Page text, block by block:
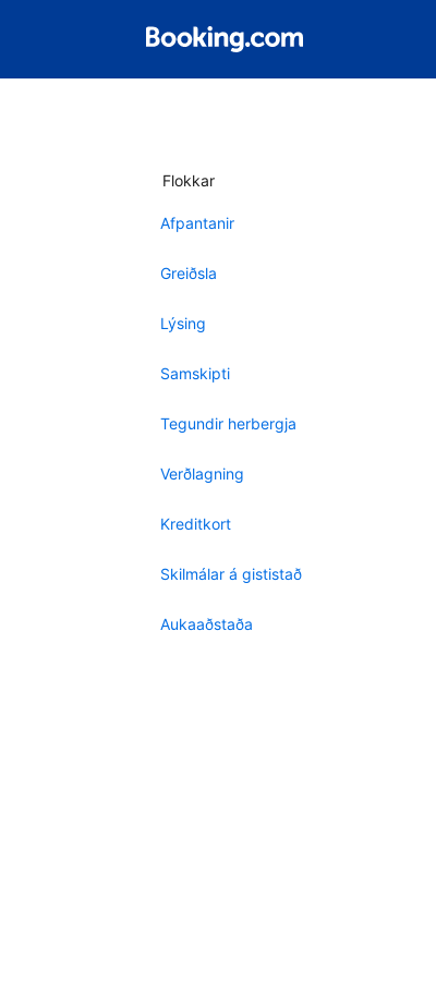
Flokkar
Afpantanir
Greiðsla
Lýsing
Samskipti
Tegundir herbergja
Verðlagning
Kreditkort
Skilmálar á gististað
Aukaaðstaða